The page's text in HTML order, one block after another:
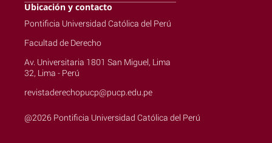
Ubicación y contacto
Pontificia Universidad Católica del Perú
Facultad de Derecho
Av. Universitaria 1801 San Miguel, Lima
32, Lima - Perú
revistaderechopucp@pucp.edu.pe
@2026 Pontificia Universidad Católica del Perú